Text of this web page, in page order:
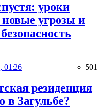
уроки
новые угрозы и
01:26 501
резиденция
в Загульбе?